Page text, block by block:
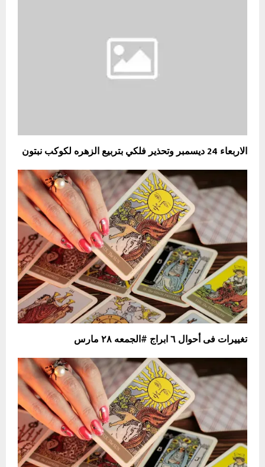
الاربعاء 24 ديسمبر وتحذير فلكي بتربيع الزهره لكوكب نبتون
تغييرات فى أحوال ٦ ابراج #الجمعه ٢٨ مارس